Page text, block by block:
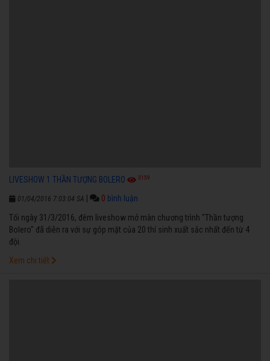
LIVESHOW 1 THẦN TƯỢNG BOLERO 3159
01/04/2016 7:03:04 SA 0 bình luận
Tối ngày 31/3/2016, đêm liveshow mở màn chương trình "Thần tượng
Bolero" đã diễn ra với sự góp mặt của 20 thí sinh xuất sắc nhất đến từ 4
đội.
Xem chi tiết